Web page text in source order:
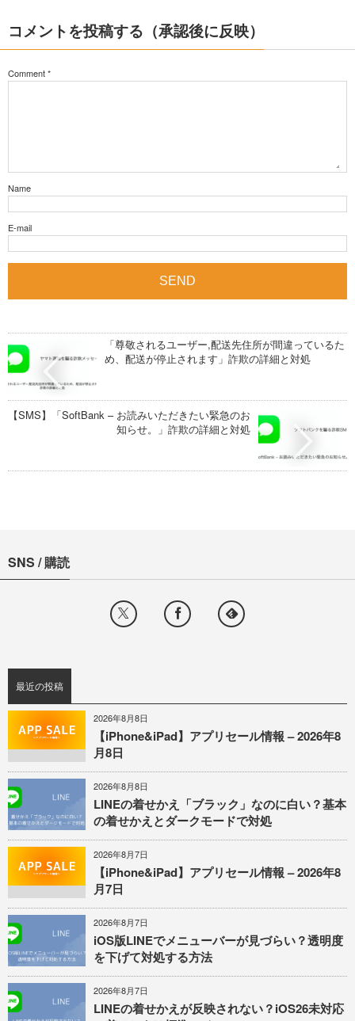
コメントを投稿する（承認後に反映）
Comment*
Name
E-mail
「尊敬されるユーザー,配送先住所が間違っているた
め、配送が停止されます」詐欺の詳細と対処
【SMS】「SoftBank – お読みいただきたい緊急のお
知らせ。」詐欺の詳細と対処
SNS / 購読
最近の投稿
2026年8月8日
【iPhone&iPad】アプリセール情報 – 2026年8
月8日
2026年8月8日
LINEの着せかえ「ブラック」なのに白い？基本
の着せかえとダークモードで対処
2026年8月7日
【iPhone&iPad】アプリセール情報 – 2026年8
月7日
2026年8月7日
iOS版LINEでメニューバーが見づらい？透明度
を下げて対処する方法
2026年8月7日
LINEの着せかえが反映されない？iOS26未対応